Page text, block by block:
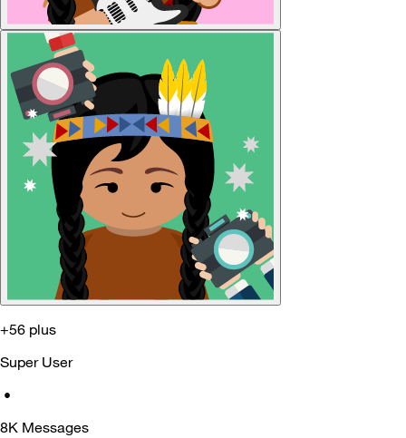
+56 plus
Super User
•
8K Messages